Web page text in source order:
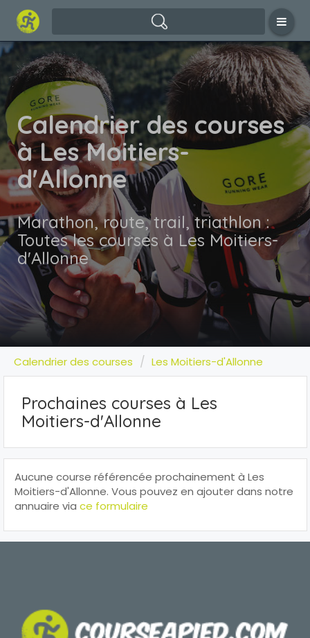
Calendrier des courses
à Les Moitiers-
d'Allonne
Marathon, route, trail, triathlon :
Toutes les courses à Les Moitiers-
d'Allonne
Calendrier des courses Les Moitiers-d'Allonne
Prochaines courses à Les
Moitiers-d'Allonne
Aucune course référencée prochainement à Les
Moitiers-d'Allonne. Vous pouvez en ajouter dans notre
annuaire via ce formulaire